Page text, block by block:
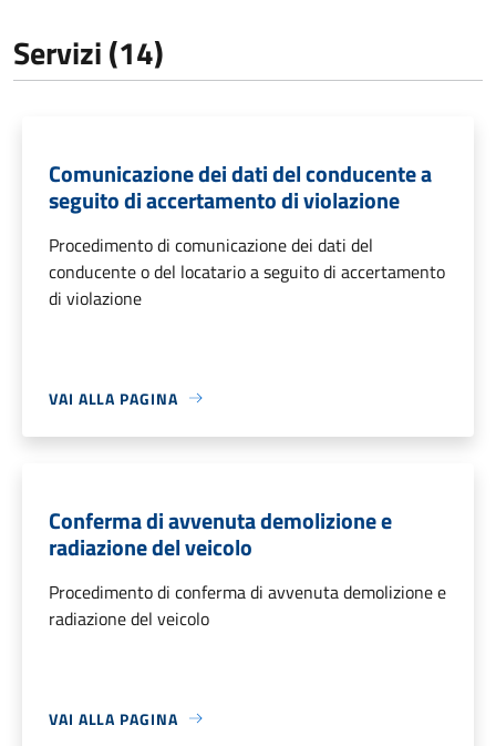
Servizi (14)
Comunicazione dei dati del conducente a
seguito di accertamento di violazione
Procedimento di comunicazione dei dati del
conducente o del locatario a seguito di accertamento
di violazione
VAI ALLA PAGINA
Conferma di avvenuta demolizione e
radiazione del veicolo
Procedimento di conferma di avvenuta demolizione e
radiazione del veicolo
VAI ALLA PAGINA